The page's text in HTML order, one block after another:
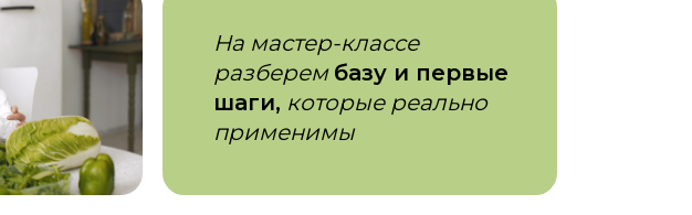
На мастер-классе
разберем базу и первые
шаги, которые реально
применимы